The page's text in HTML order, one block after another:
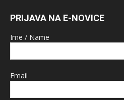
PRIJAVA NA E-NOVICE
Ime / Name
Email